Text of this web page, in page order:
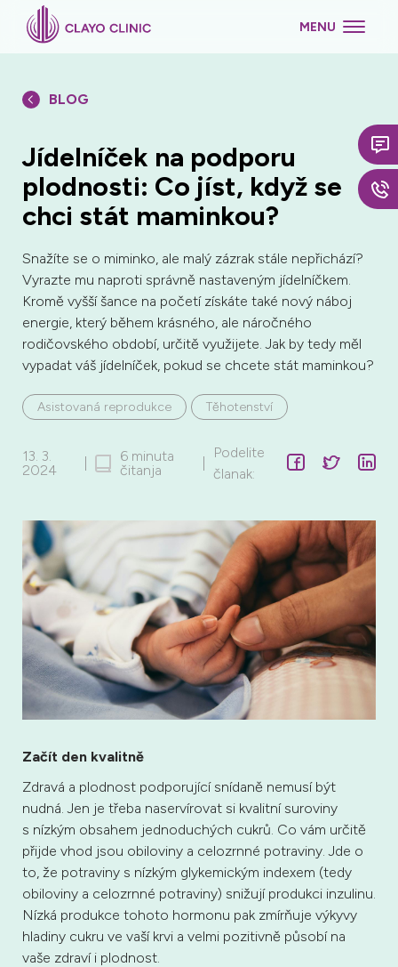
MENU
BLOG
Jídelníček na podporu
plodnosti: Co jíst, když se
chci stát maminkou?
Snažíte se o miminko, ale malý zázrak stále nepřichází?
Vyrazte mu naproti správně nastaveným jídelníčkem.
Kromě vyšší šance na početí získáte také nový náboj
energie, který během krásného, ale náročného
rodičovského období, určitě využijete. Jak by tedy měl
vypadat váš jídelníček, pokud se chcete stát maminkou?
Asistovaná reprodukce Těhotenství
13. 3.
2024
6 minuta
čitanja
Podelite
članak:
Začít den kvalitně
Zdravá a plodnost podporující snídaně nemusí být
nudná. Jen je třeba naservírovat si kvalitní suroviny
s nízkým obsahem jednoduchých cukrů. Co vám určitě
přijde vhod jsou obiloviny a celozrnné potraviny. Jde o
to, že potraviny s nízkým glykemickým indexem (tedy
obiloviny a celozrnné potraviny) snižují produkci inzulinu.
Nízká produkce tohoto hormonu pak zmírňuje výkyvy
hladiny cukru ve vaší krvi a velmi pozitivně působí na
vaše zdraví i plodnost.